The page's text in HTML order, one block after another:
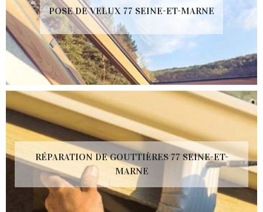
POSE DE VELUX 77 SEINE-ET-MARNE
RÉPARATION DE GOUTTIÈRES 77 SEINE-ET-
MARNE